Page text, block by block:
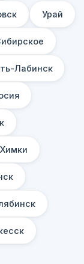
Урай
Лабинск
Химки